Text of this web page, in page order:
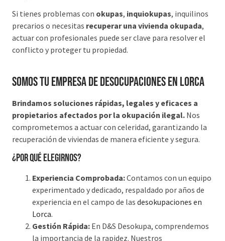
Si tienes problemas con okupas, inquiokupas, inquilinos
precarios o necesitas recuperar una vivienda okupada,
actuar con profesionales puede ser clave para resolver el
conflicto y proteger tu propiedad.
Somos tu Empresa de desocupaciones en Lorca
Brindamos soluciones rápidas, legales y eficaces a
propietarios afectados por la okupación ilegal. Nos
comprometemos a actuar con celeridad, garantizando la
recuperación de viviendas de manera eficiente y segura.
¿Por qué elegirnos?
Experiencia Comprobada:Contamos con un equipo
experimentado y dedicado, respaldado por años de
experiencia en el campo de las desokupaciones en
Lorca.
Gestión Rápida: En D&S Desokupa, comprendemos
la importancia de la rapidez. Nuestros